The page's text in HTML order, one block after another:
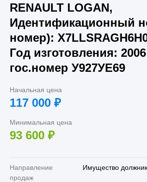
RENAULT LOGAN,
Идентификационный
номер):
Год изготовления: 2006
гос.номер У927УЕ69
Начальная цена
117 000 ₽
Минимальная цена
93 600 ₽
Направление
продаж
Имущество